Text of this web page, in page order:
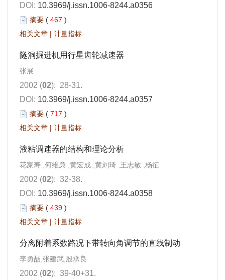
DOI: 10.3969/j.issn.1006-8244.a0356
摘要 ( 467 )
相关文章 | 计量指标
隧洞掘进机用行星齿轮减速器
张展
2002 (02): 28-31.
DOI: 10.3969/j.issn.1006-8244.a0357
摘要 ( 717 )
相关文章 | 计量指标
液粘调速器的结构和理论分析
花家寿 ,何维廉 ,黄宏成 ,黄刘琦 ,王志敏 ,杨征
2002 (02): 32-38.
DOI: 10.3969/j.issn.1006-8244.a0358
摘要 ( 439 )
相关文章 | 计量指标
分离附着系数路况下带转向角调节的直线制动
李勇喆,张建武,殷承良
2002 (02): 39-40+31.